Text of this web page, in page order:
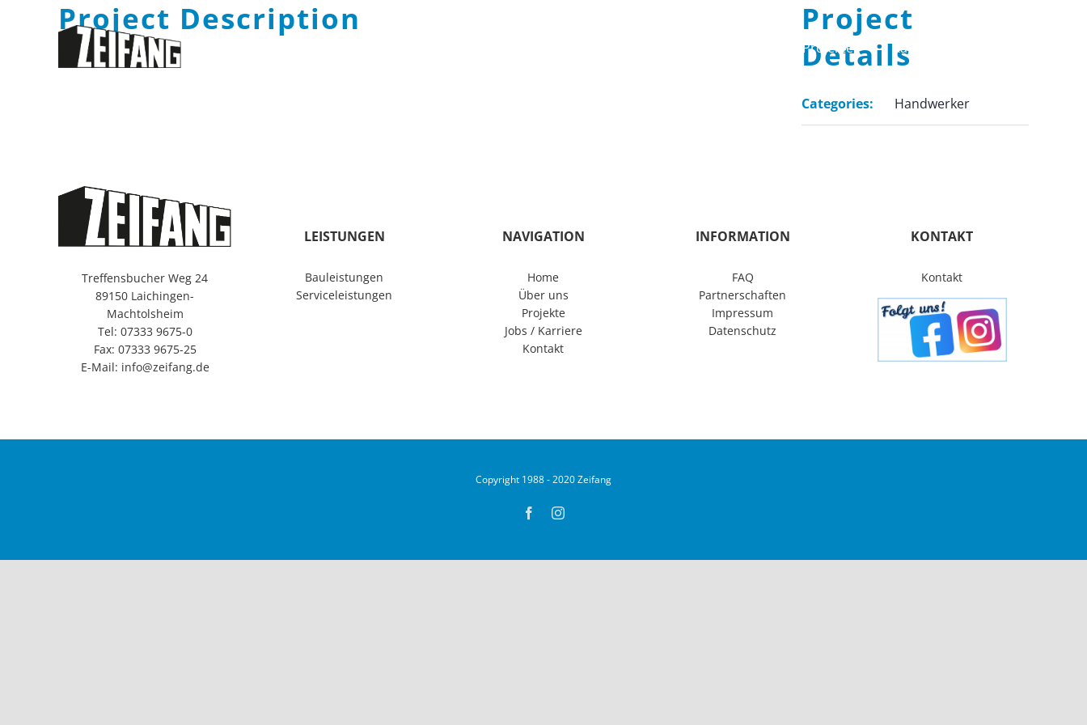
Projekte Karriere
Project Description
Project
Details
Categories: Handwerker
Treffensbucher Weg 24
89150 Laichingen-
Machtolsheim
Tel: 07333 9675-0
Fax: 07333 9675-25
E-Mail: info@zeifang.de
LEISTUNGEN
Bauleistungen
Serviceleistungen
NAVIGATION
Home
Über uns
Projekte
Jobs / Karriere
Kontakt
INFORMATION
FAQ
Partnerschaften
Impressum
Datenschutz
KONTAKT
Kontakt
Copyright 1988 - 2020 Zeifang
FacebookInstagram